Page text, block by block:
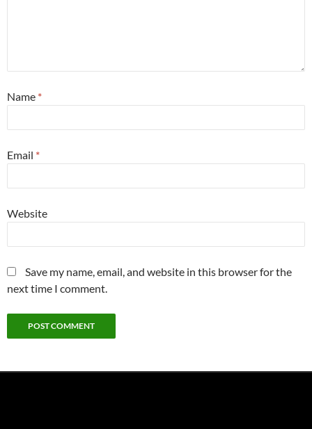
Name *
Email *
Website
Save my name, email, and website in this browser for the
next time I comment.